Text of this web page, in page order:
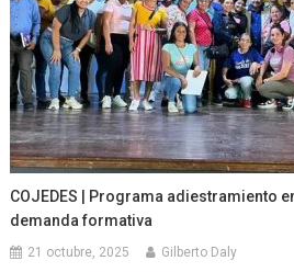
COJEDES | Programa adiestramiento
demanda formativa
21 octubre, 2025 Gilberto Daly